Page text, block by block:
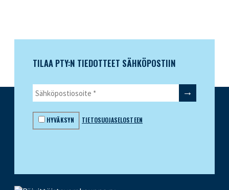
TILAA PTY:N TIEDOTTEET SÄHKÖPOSTIIN
HYVÄKSYN TIETOSUOJASELOSTEEN